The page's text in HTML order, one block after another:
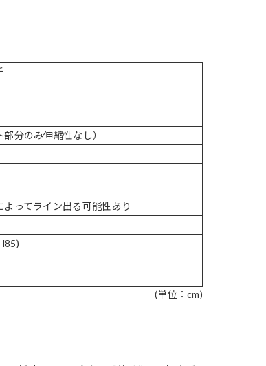
分のみ伸縮性なし）
ってライン出る可能性あり
(単位：cm)